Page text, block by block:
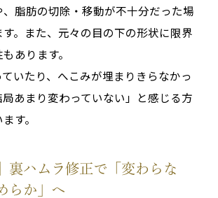
脂肪の切除・移動が不十分だった場
。また、元々の目の下の形状に限界
あります。
いたり、へこみが埋まりきらなかっ
あまり変わっていない」と感じる方
す。
裏ハムラ修正で「変わらな
らか」へ